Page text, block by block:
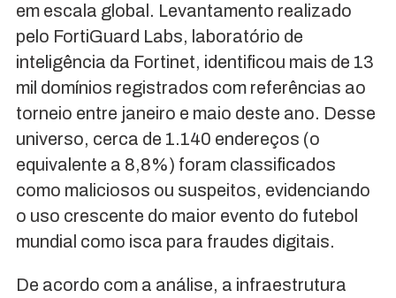
em escala global. Levantamento realizado
pelo FortiGuard Labs, laboratório de
inteligência da Fortinet, identificou mais de 13
mil domínios registrados com referências ao
torneio entre janeiro e maio deste ano. Desse
universo, cerca de 1.140 endereços (o
equivalente a 8,8%) foram classificados
como maliciosos ou suspeitos, evidenciando
o uso crescente do maior evento do futebol
mundial como isca para fraudes digitais.
De acordo com a análise, a infraestrutura